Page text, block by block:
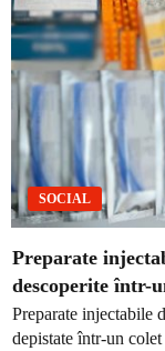
SOCIAL
Preparate
descoperite într-
Preparate injectabile
depistate într-un